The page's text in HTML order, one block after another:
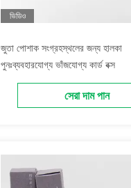
ভিডিও
জুতা পোশাক সংগ্রহস্থলের জন্য হালকা
পুনঃব্যবহারযোগ্য ভাঁজযোগ্য কার্ড বক্স
সেরা দাম পান